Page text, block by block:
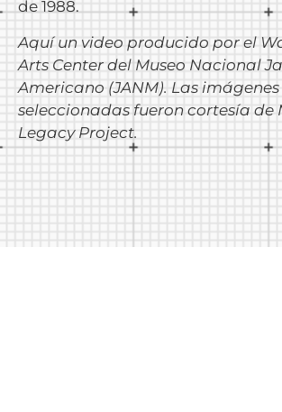
de 1988.
Aquí un video producido por el
Arts Center del Museo Nacional
Americano (JANM). Las imágenes
seleccionadas fueron cortesía de
Legacy Project.